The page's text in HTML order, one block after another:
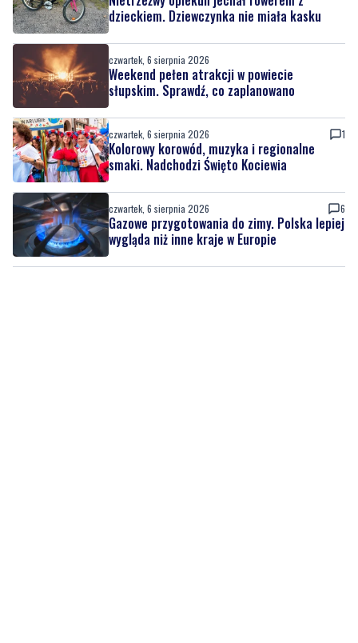
dzieckiem. Dziewczynka nie miała kasku
czwartek, 6 sierpnia 2026
Weekend pełen atrakcji w powiecie
słupskim. Sprawdź, co zaplanowano
czwartek, 6 sierpnia 2026 1
Kolorowy korowód, muzyka i regionalne
smaki. Nadchodzi Święto Kociewia
czwartek, 6 sierpnia 2026 6
Gazowe przygotowania do zimy. Polska lepiej
wygląda niż inne kraje w Europie